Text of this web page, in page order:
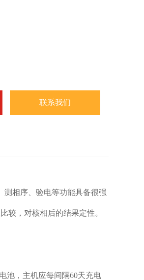
联系我们
测相序、验电等功能具备很强
较，对核相后的结果定性。
池，主机应每间隔60天充电